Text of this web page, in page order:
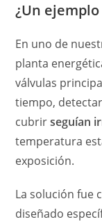
¿Un
En uno de
planta
válvulas
tiempo,
cubrirseguían
temperatura
exposición.
La solución fue
diseñado